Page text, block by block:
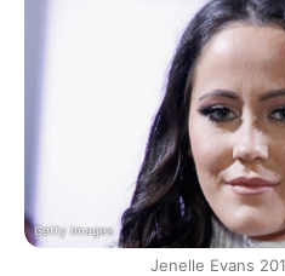
Getty Images
Jenelle Evans